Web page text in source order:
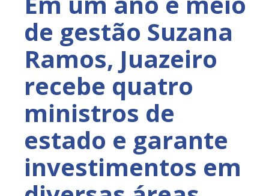
de gestão Suzana
Ramos, Juazeiro
recebe quatro
ministros de
estado e garante
investimentos em